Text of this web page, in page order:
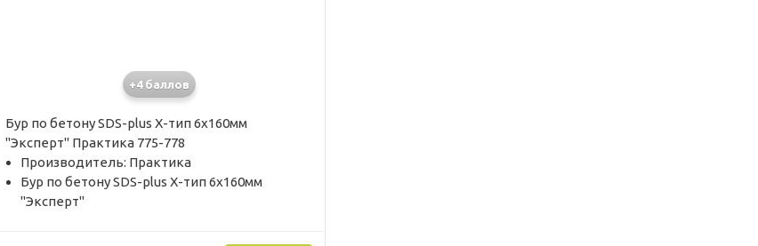
+4 баллов
Бур по бетону SDS-plus X-тип 6х160мм
"Эксперт" Практика 775-778
Производитель: Практика
Бур по бетону SDS-plus X-тип 6х160мм
"Эксперт"